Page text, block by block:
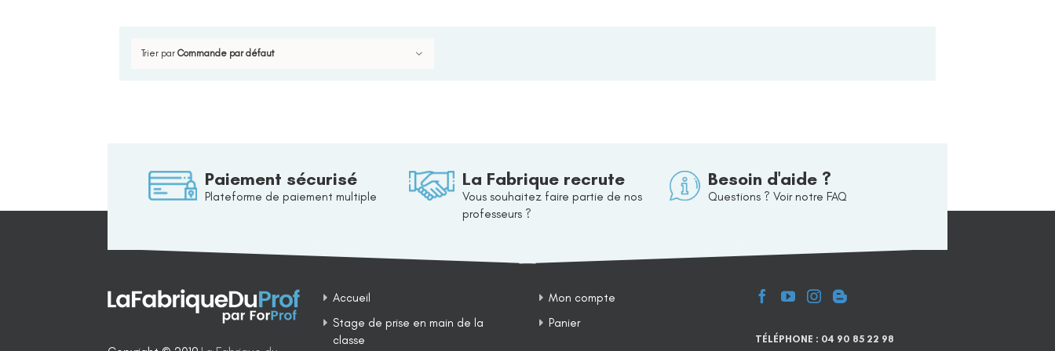
Trier par Commande par défaut
Paiement sécurisé
Plateforme de paiement multiple
La Fabrique recrute
Vous souhaitez faire partie de nos
professeurs ?
Besoin d'aide ?
Questions ? Voir notre FAQ
Accueil
Stage de prise en main de la
classe
Mon compte
Panier
TÉLÉPHONE : 04 90 85 22 98